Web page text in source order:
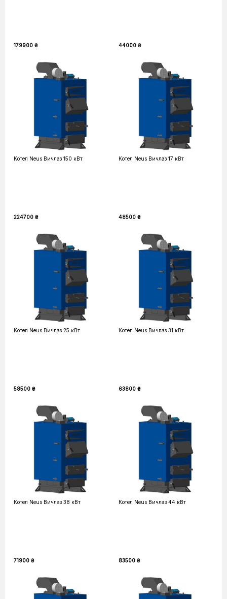
179900 ₴ 44000 ₴
Котел Neus Вичлаз 150 кВт
224700 ₴
Котел Neus Вичлаз 17 кВт
48500 ₴
Котел Neus Вичлаз 25 кВт
58500 ₴
Котел Neus Вичлаз 31 кВт
63800 ₴
Котел Neus Вичлаз 38 кВт
71900 ₴
Котел Neus Вичлаз 44 кВт
83500 ₴